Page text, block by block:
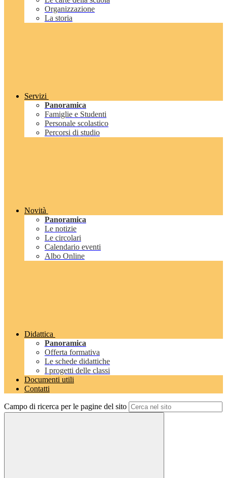
Organizzazione
La storia
Servizi
Panoramica
Famiglie e Studenti
Personale scolastico
Percorsi di studio
Novità
Panoramica
Le notizie
Le circolari
Calendario eventi
Albo Online
Didattica
Panoramica
Offerta formativa
Le schede didattiche
I progetti delle classi
Documenti utili
Contatti
Campo di ricerca per le pagine del sito